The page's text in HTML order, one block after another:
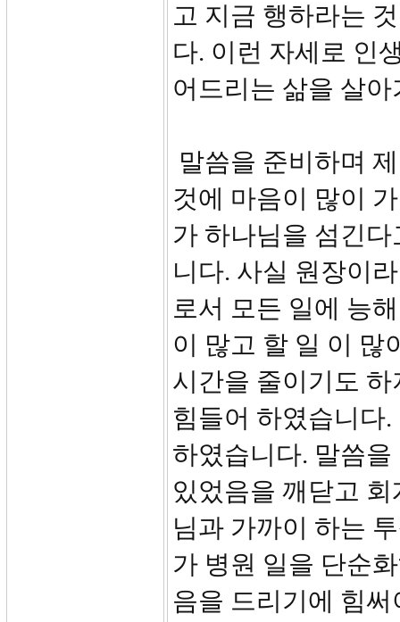
고 지금 행하라는
다. 이런 자세로 인
어드리는 삶을 살
말씀을 준비하며
것에 마음이 많이
가 하나님을 섬긴
니다. 사실 원장이
로서 모든 일에 능
이 많고 할 일 이 많
시간을 줄이기도
힘들어 하였습니다
하였습니다. 말씀
있었음을 깨닫고
님과 가까이 하는
가 병원 일을 단순
음을 드리기에 힘